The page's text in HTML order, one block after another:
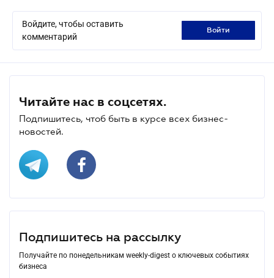
Войдите, чтобы оставить
комментарий
войти
Читайте нас в соцсетях.
Подпишитесь, чтоб быть в курсе всех бизнес-
новостей.
Подпишитесь на рассылку
Получайте по понедельникам weekly-digest о ключевых событиях
бизнеса